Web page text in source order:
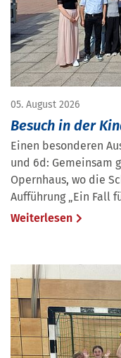
05. August 2026
Besuch in der
Einen besonderen
und 6d: Gemeinsam
Opernhaus, wo die
Aufführung „Ein Fall
Weiterlesen